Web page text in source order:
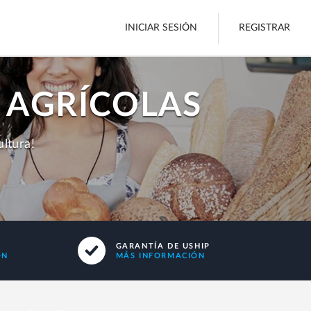
Ver todos
INICIAR SESIÓN REGISTRAR
GARANTÍA DE USHIP
MÁS INFORMACIÓN